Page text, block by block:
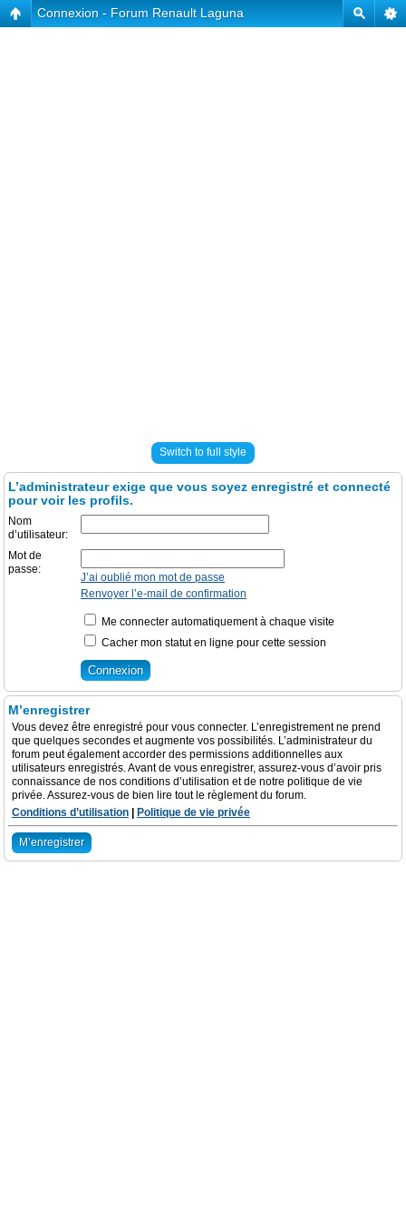
Connexion - Forum Renault Laguna
Switch to full style
L’administrateur exige que vous soyez enregistré et connecté
pour voir les profils.
Nom
d’utilisateur:
Mot de
passe:
J’ai oublié mon mot de passe
Renvoyer l’e-mail de confirmation
Me connecter automatiquement à chaque visite
Cacher mon statut en ligne pour cette session
M’enregistrer
Vous devez être enregistré pour vous connecter. L’enregistrement ne prend
que quelques secondes et augmente vos possibilités. L’administrateur du
forum peut également accorder des permissions additionnelles aux
utilisateurs enregistrés. Avant de vous enregistrer, assurez-vous d’avoir pris
connaissance de nos conditions d’utilisation et de notre politique de vie
privée. Assurez-vous de bien lire tout le règlement du forum.
Conditions d’utilisation
Politique de vie privée
M’enregistrer